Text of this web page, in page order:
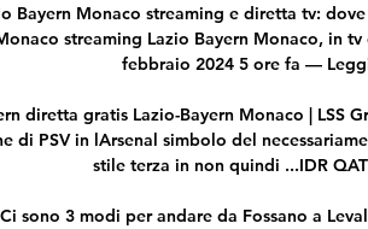
in bus, taxi o in macchina. Seleziona un'opzione qui sotto per avere indicazioni dettagliate e confrontare i prezzi del biglietto e i tempi di viaggio nel pianificatore di viaggio di Rome2rio.

L’U.C. Sampdoria informa che i biglietti per Parma-Sampdoria, amichevole in programma sabato 10 agosto p.v. allo stadio “Tardini” di Parma, sono in vendita ai prezzi di 5,00 euro (intero). Gli U14, purché accompagnati, potranno avere accesso libero al Settore anche senza biglietto d’ingresso. I tagliandi per la Curva Ospiti, riservata.

Randstad Italia, filiale di Cittadella (PD), ricerca per importante azienda del settore plastico della zona del cittadellese una figura di operaio turnista in età apprendistabile nell'ottica di ampliare l'organico aziendale. La risorsa sarà inserita in linea produttiva ed adibita ad una fase di produzione.

COMUNICATO STAMPA Nota del presidente sulle recenti esternazioni del consigliere comunale Davide Scano Ho letto lo scorso fine settimana, con incredulità e stupore, le dichiarazioni a mezzo stampa del consigliere comunale Davide Scano, il quale, partendo da alcune valutazioni rispetto alla vicenda dello stadio Baracca di Mestre, adombra un.

Nicola Acanfora, Anselmo Food, Lu Creation Event, LELLO lianasport.com, WPE Awards Europe, Leopoldo gourmet, Four Seasons Hotel Florence, Pasticceria Augusto, Hotel Pompei Be Green, Smartime Telefonia, Maddalena Intimo Corredi Biancheria, Università di Napoli "Federico II", Anna Salvatore Makeup Artist, D'Aponte, Pagina Architettura, FMG AUTO.

<<Lazio - Bayern in diretta TV e streaming>>! - IDR QAT UMGC - 3 ore fa — Nella sezione Canali TV puoi trovare l'elenco di tutti i canali che trasmettono in diretta Lazio – FC Bayern München. Puoi anche trasmettere in ...

Lazio Bayern Monaco in streaming gratis: guardala in diretta 12 ore fa — Partita: Lazio-Bayern Monaco · Data: mercoledì 14 2024 · Orario: 21:00 · Dove: Stadio Olimpico, Roma · Diretta TV: Prime Video · Diretta streaming: ...

Jackson Inventors Network | Inventor & Entrepren 14 ore fa — Il match di Champions League tra Lazio e Bayern Monaco, con calcio d'inizio alle ore 21.00, verrà trasmesso in diretta streaming su Amazon Prime ...

Qui diventa protagonista la coppia arbitrale che fa infuriare il pubblico di casa. 3 decisioni clamorosamente sbagliate condannano la Pavidea ad inseguire. Tosi, in difficoltà in ricezione, è però efficace in battuta e con tre ace tiene a galla le compagne. Villa usa sapientemente il pallonetto e …

Anche quest'anno la Lotteria Italia è abbinata alla trasmissione televisiva. Ogni giorno saranno comunicati i biglietti vincenti e i premi giornalieri previsti dal regolamento della Lotteria e, durante la puntata speciale del 6 gennaio, saranno comunicati i premi di prima categoria dell'estrazione finale.

Gelbison Vallo della Lucania.. Francavilla - Gelbison . 3:1 (1: 0) Questa partita non è stata visitata da nessun altro utente di TM . Per usare questa funzione è necessario la registrazione gratuita sul nostro sito. Clicca qui per registrarti.

Hilton Amsterdam - L'hotel carino Hilton Amsterdam dispone di 271 camere spaziose nonché di un cambio valute, un ascensore e un salone di bellezza. Eretta nel 1962, la proprietà è stata completamente ristrutturata nel 2010.

La partita tra Fakel NOVYI URENGOY e Cucine Lube Civitanova avrà luogo il 29.11.2018, alle ore 15:30. Luogo di incontro che sembra eccitante è Orlen Arena, Płock . L’incontro ha luogo nell’ambito delle partite di: Campionato mondiale per club, Pallavolo.

Guarda RTV Sport, lo sport di San Marino in diretta streaming. Diretta. Informazioni. RTV Sport è un’emittente televisiva che, come dice il nome stessa, incentra i suoi contenuti sullo sport. Avente sede a San Marino, è visionabile sul web sia in diretta streaming, sia in modalità on demand.

Lazio-Bayern Monaco, dove vederla in TV e streaming su 2 ore fa — Segui Lazio vs Bayern 14. 2. 2024 live - livescore, statistiche H2H, ultimi risultati e altre informazioni su Diretta.it.

La tratta Sorrento - Positano - Amalfi viene attivata in genere verso metà maggio. Non ci sono collegamenti diretti tra la Costiera Amalfitana e l'isola di Ischia. Tariffe. I prezzi si riferiscono alla singola tratta per sola andata. I bambini fino a 3 anni viaggiano gratis.

Eintracht Francoforte – Inter Streaming Gratis Diretta Live Tv No Rojadirecta.. Lazio e Shakhtar Donetsk. Discorso a parte invece per l’Inter,. Il meteo sarà trasmessa in diretta da Sky e quindi su Sky Sport Uno, al canale 201 o Sky Sport canale 252.

Tutti gli orari per seguire in diretta e in differita il Gran Premio di Russia di Formula 1 su Sky e Tv8. A seguire ci saranno tutti gli orari per seguire in diretta su Sky Sport F1 e in differita su Tv8, il Gran Premio di Russia di Formula 1, il gran premio della verità per la Ferrari.

De Agostini Editore S.p.A. sede legale in via G. da Verrazano 15, 28100 Novara - Capitale sociale euro 50.000.000 i.v. - Codice fiscale, Partita IVA ed iscrizione al Registro imprese di Novara n. 01689650032, REA di Novara 191951 28100 Novara - Società con Socio Unico, Società coordinata e diretta da De Agostini S.p.A. - Sede legale in via G.

In Serie C c’era ancora una partita che mancava all’appello, Teramo-Sicula Leonzio del Girone C. Si doveva giocare l’1 settembre, ma lo stadio